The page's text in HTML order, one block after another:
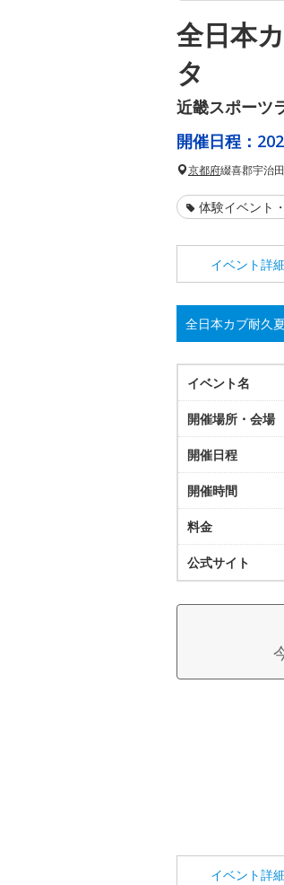
全日本
タ
近畿スポーツ
開催日程：
京都府綴喜郡宇治
体験イベント
イベント詳細
全日本カブ耐久
イベント名
開催場所・会場
開催日程
開催時間
料金
公式サイト
イベント詳細